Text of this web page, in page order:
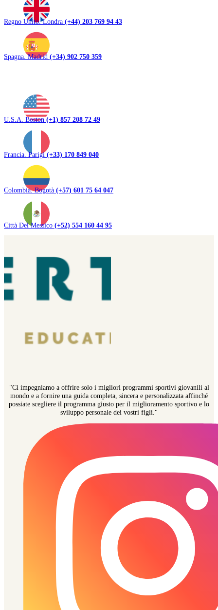
Regno Unito. Londra (+44) 203 769 94 43
Spagna. Madrid (+34) 902 750 359
U.S.A. Boston(+1) 857 208 72 49
Francia. Parigi(+33) 170 849 040
Colombia. Bogotà (+57) 601 75 64 047
Città Del Messico (+52) 554 160 44 95
"Ci impegniamo a offrire solo i migliori programmi sportivi giovanili al
mondo e a fornire una guida completa, sincera e personalizzata affinché
possiate scegliere il programma giusto per il miglioramento sportivo e lo
sviluppo personale dei vostri figli."